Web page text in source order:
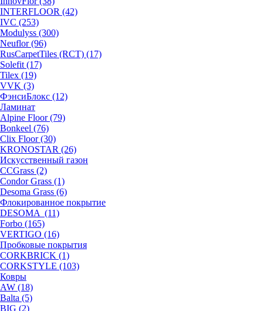
INTERFLOOR (42)
IVC (253)
Modulyss (300)
Neuflor (96)
RusCarpetTiles (RCT) (17)
Solefit (17)
Tilex (19)
VVK (3)
ФэнсиБлокс (12)
Ламинат
Alpine Floor (79)
Bonkeel (76)
Clix Floor (30)
KRONOSTAR (26)
Искусственный газон
CCGrass (2)
Condor Grass (1)
Desoma Grass (6)
Флокированное покрытие
DESOMA (11)
Forbo (165)
VERTIGO (16)
Пробковые покрытия
CORKBRICK (1)
CORKSTYLE (103)
Ковры
AW (18)
Balta (5)
BIG (2)